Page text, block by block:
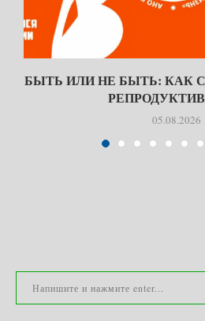
БЫТЬ ИЛИ НЕ БЫТЬ: КАК
05.08.2026